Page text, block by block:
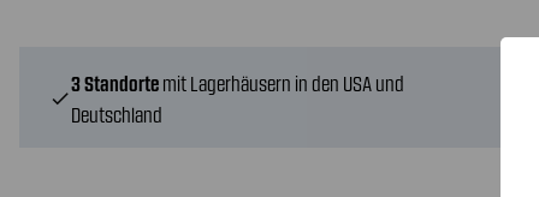
check
3 Standorte mit Lagerhäusern in den USA und
Deutschland